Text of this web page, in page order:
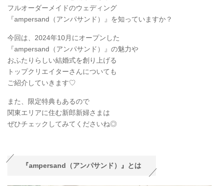
フルオーダーメイドのウェディング
『ampersand（アンパサンド）』を知っていますか？
今回は、2024年10月にオープンした
『ampersand（アンパサンド）』の魅力や
おふたりらしい結婚式を創り上げる
トップクリエイターさんについても
ご紹介していきます♡
また、限定特典もあるので
関東エリアに住む新郎新婦さまは
ぜひチェックしてみてくださいね◎
『ampersand（アンパサンド）』とは